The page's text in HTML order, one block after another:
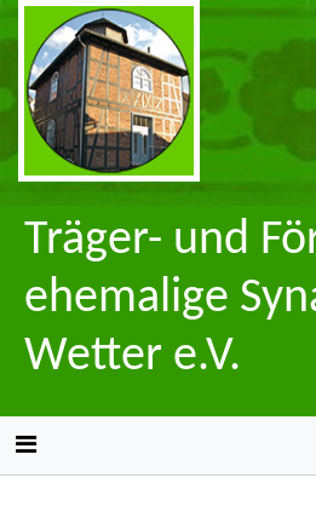
Träger- und
ehemalige
Wetter e.V.